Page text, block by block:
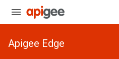
Apigee Edge